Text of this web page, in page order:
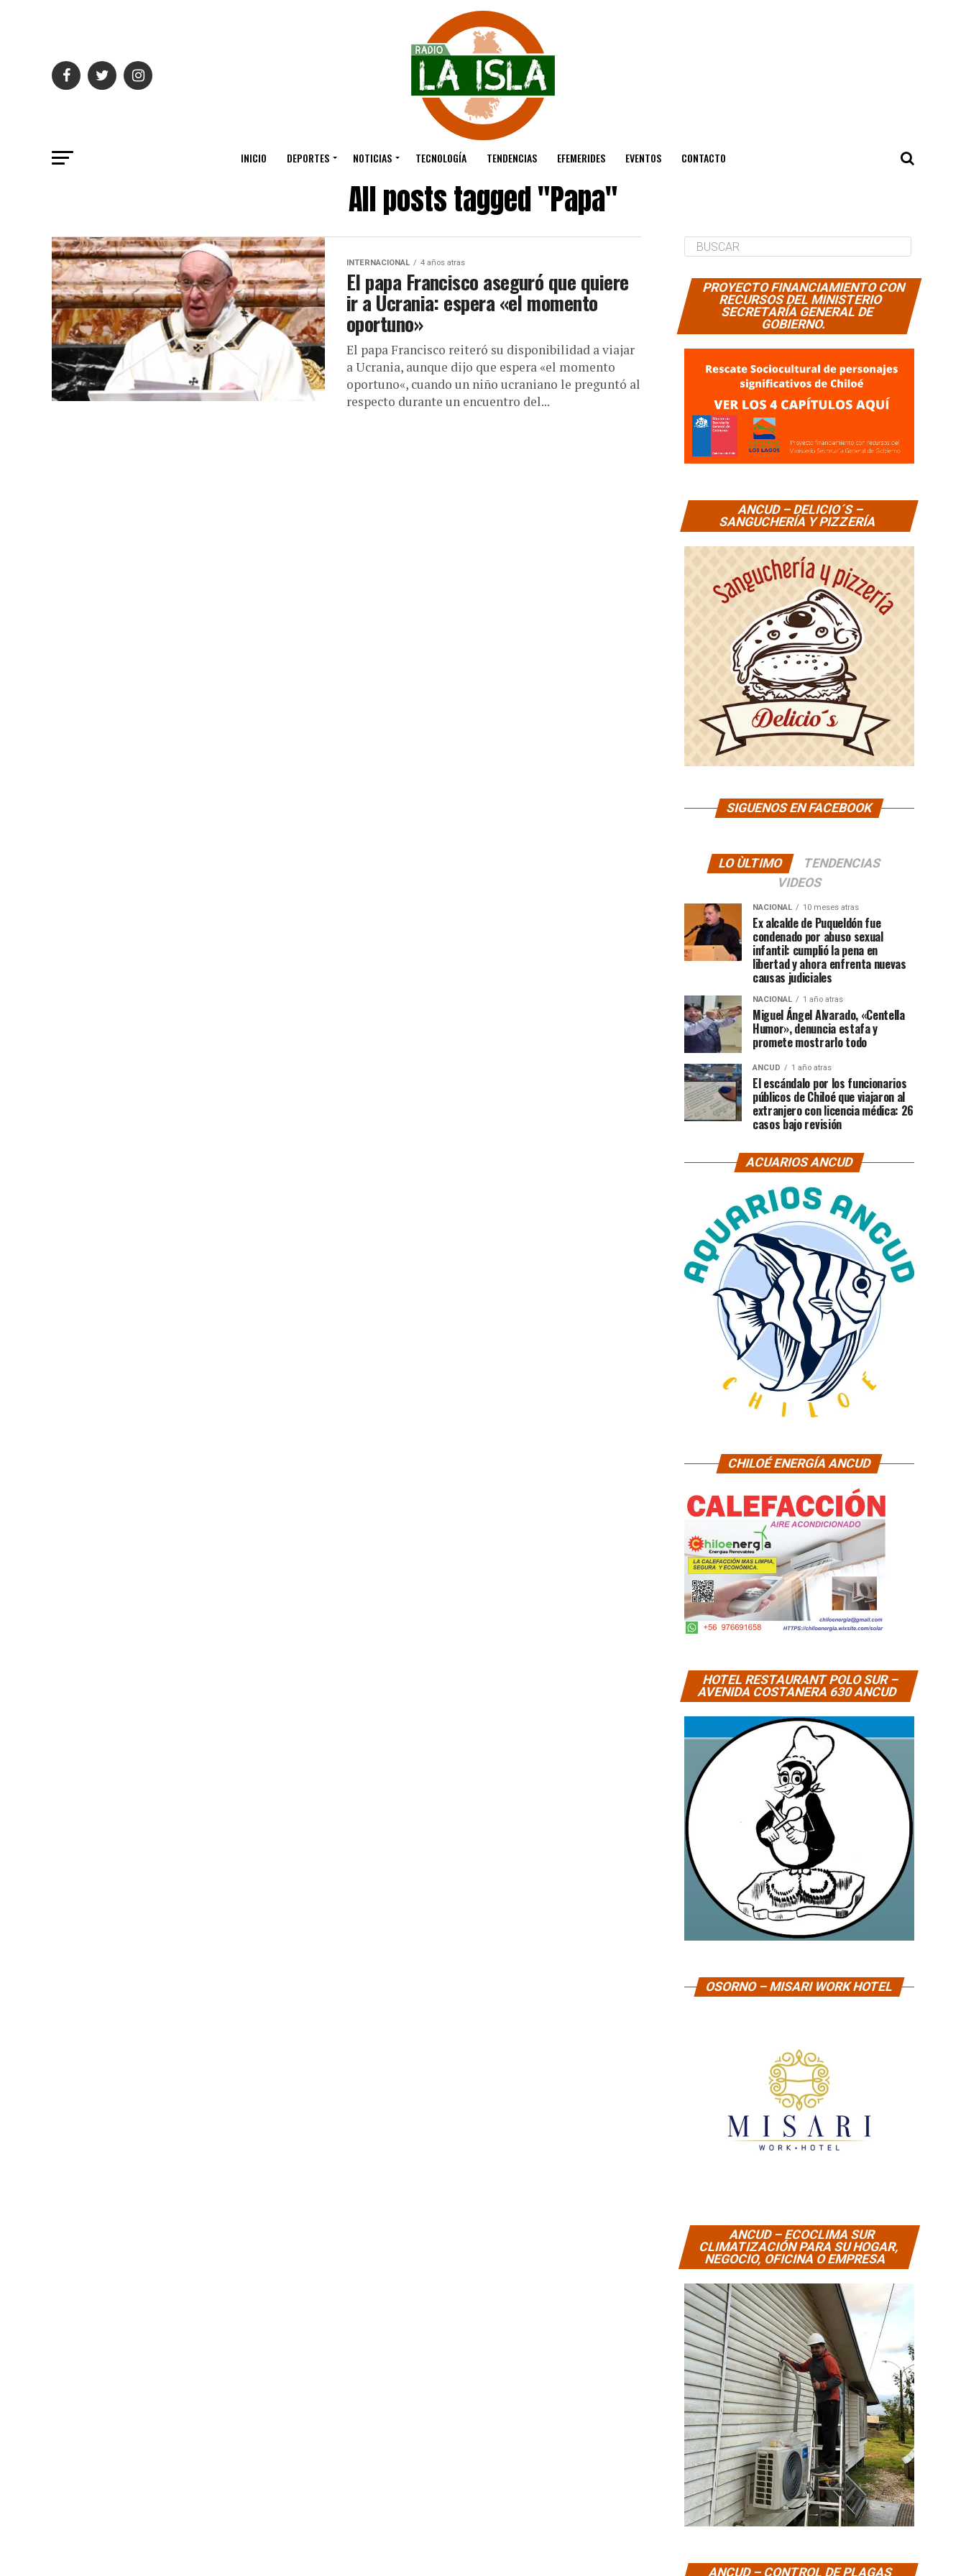
INICIO DEPORTES NOTICIAS TECNOLOGÍA TENDENCIAS EFEMERIDES EVENTOS CONTACTO
All posts tagged "Papa"
INTERNACIONAL 4 años atras
El papa Francisco aseguró que quiere
ir a Ucrania: espera «el momento
oportuno»
El papa Francisco reiteró su disponibilidad a viajar
a Ucrania, aunque dijo que espera «el momento
oportuno«, cuando un niño ucraniano le preguntó al
respecto durante un encuentro del...
PROYECTO FINANCIAMIENTO CON
RECURSOS DEL MINISTERIO
SECRETARÍA GENERAL DE
GOBIERNO.
ANCUD – DELICIO´S –
SANGUCHERÍA Y PIZZERÍA
SIGUENOS EN FACEBOOK
LO ÙLTIMO
TENDENCIAS
VIDEOS
NACIONAL 10 meses atras
Ex alcalde de Puqueldón fue
condenado por abuso sexual
infantil: cumplió la pena en
libertad y ahora enfrenta nuevas
causas judiciales
NACIONAL 1 año atras
Miguel Ángel Alvarado, «Centella
Humor», denuncia estafa y
promete mostrarlo todo
ANCUD 1 año atras
El escándalo por los funcionarios
públicos de Chiloé que viajaron al
extranjero con licencia médica: 26
casos bajo revisión
ACUARIOS ANCUD
CHILOÉ ENERGÍA ANCUD
HOTEL RESTAURANT POLO SUR –
AVENIDA COSTANERA 630 ANCUD
OSORNO – MISARI WORK HOTEL
ANCUD – ECOCLIMA SUR
CLIMATIZACIÓN PARA SU HOGAR,
NEGOCIO, OFICINA O EMPRESA
ANCUD – CONTROL DE PLAGAS